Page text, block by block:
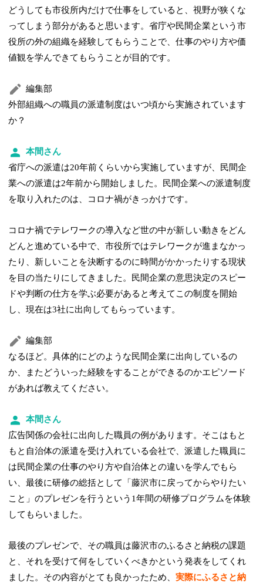
どうしても市役所内だけで仕事をしていると、視野が狭くな
ってしまう部分があると思います。省庁や民間企業という市
役所の外の組織を経験してもらうことで、仕事のやり方や価
値観を学んできてもらうことが目的です。
編集部
外部組織への職員の派遣制度はいつ頃から実施されています
か？
本間さん
省庁への派遣は20年前くらいから実施していますが、民間企
業への派遣は2年前から開始しました。民間企業への派遣制度
を取り入れたのは、コロナ禍がきっかけです。
コロナ禍でテレワークの導入など世の中が新しい動きをどん
どんと進めている中で、市役所ではテレワークが進まなかっ
たり、新しいことを決断するのに時間がかかったりする現状
を目の当たりにしてきました。民間企業の意思決定のスピー
ドや判断の仕方を学ぶ必要があると考えてこの制度を開始
し、現在は3社に出向してもらっています。
編集部
なるほど。具体的にどのような民間企業に出向しているの
か、またどういった経験をすることができるのかエピソード
があれば教えてください。
本間さん
広告関係の会社に出向した職員の例があります。そこはもと
もと自治体の派遣を受け入れている会社で、派遣した職員に
は民間企業の仕事のやり方や自治体との違いを学んでもら
い、最後に研修の総括として「藤沢市に戻ってからやりたい
こと」のプレゼンを行うという1年間の研修プログラムを体験
してもらいました。
最後のプレゼンで、その職員は藤沢市のふるさと納税の課題
と、それを受けて何をしていくべきかという発表をしてくれ
ました。その内容がとても良かったため、実際にふるさと納